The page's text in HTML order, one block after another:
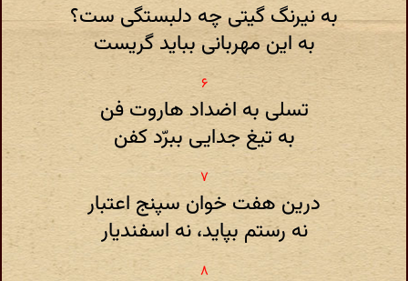
به نیرنگ گیتی چه دلبستگی ست؟
به این مهربانی بباید گریست
تسلی به اضداد هاروت فن
به تیغ جدایی ببرّد کفن
درین هفت خوان سپنج اعتبار
نه رستم بپاید، نه اسفندیار